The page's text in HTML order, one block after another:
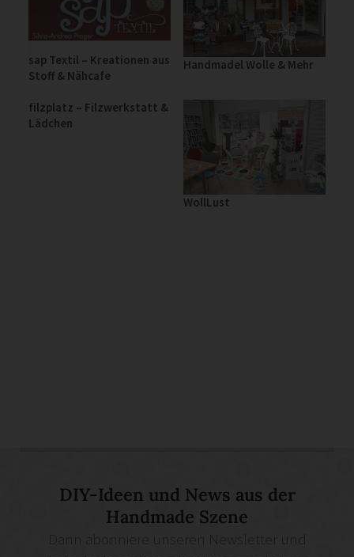
sap Textil – Kreationen aus
Stoff & Nähcafe
Handmadel Wolle & Mehr
filzplatz – Filzwerkstatt &
Lädchen
WollLust
DIY-Ideen und News aus der
Handmade Szene